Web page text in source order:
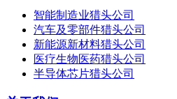
智能制造业猎头公司
汽车及零部件猎头公司
新能源新材料猎头公司
医疗生物医药猎头公司
半导体芯片猎头公司